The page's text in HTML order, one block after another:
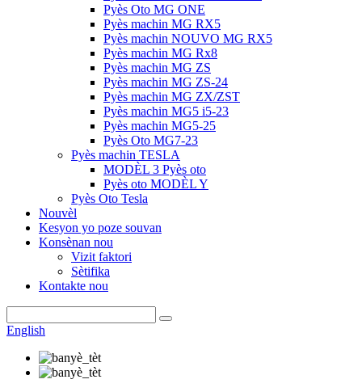
Pyès Oto MG ONE
Pyès machin MG RX5
Pyès machin NOUVO MG RX5
Pyès machin MG Rx8
Pyès machin MG ZS
Pyès machin MG ZS-24
Pyès machin MG ZX/ZST
Pyès machin MG5 i5-23
Pyès machin MG5-25
Pyès Oto MG7-23
Pyès machin TESLA
MODÈL 3 Pyès oto
Pyès oto MODÈL Y
Pyès Oto Tesla
Nouvèl
Kesyon yo poze souvan
Konsènan nou
Vizit faktori
Sètifika
Kontakte nou
English